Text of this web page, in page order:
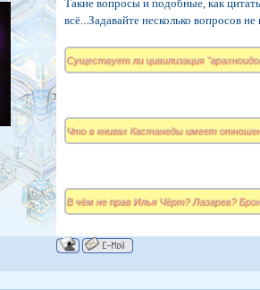
Такие вопросы и подобные, как
всё...Задавайте несколько вопросов
Существует ли цивилизация
Что в книгах Кастанеды имеет
В чём не прав Илья Чёрт? Лазарев?